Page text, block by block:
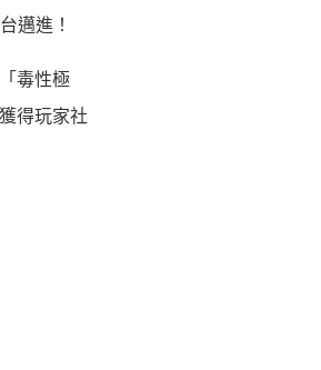
邁進！
毒性極
得玩家社